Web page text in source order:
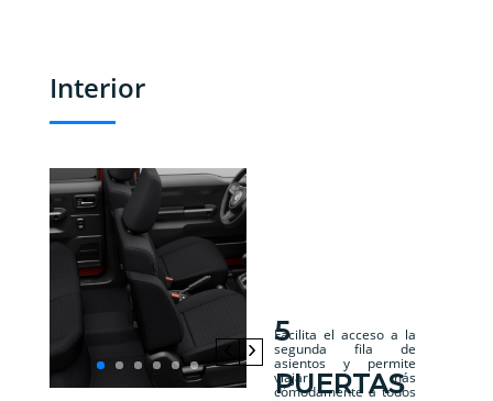
Interior
5
PUERTAS
Facilita el acceso a la
segunda fila de
asientos y permite
viajar más
cómodamente a todos